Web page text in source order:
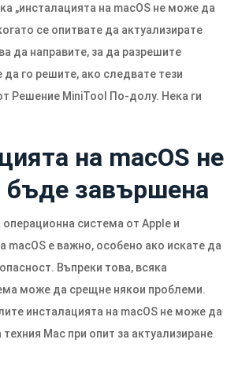
„инсталацията на macOS не може да
се опитвате да актуализирате
да направите, за да разрешите
го решите, ако следвате тези
Решение MiniTool По-долу. Нека ги
на macOS не
завършена
система от Apple и
macOS е важно, особено ако искате да
Въпреки това, всяка
може да срещне някои проблеми.
инсталацията на macOS не може да
Mac при опит за актуализиране